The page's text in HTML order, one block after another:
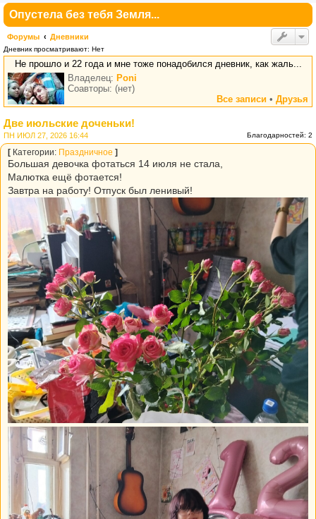
Опустела без тебя Земля...
Форумы Дневники
Дневник просматривают: Нет
Не прошло и 22 года и мне тоже понадобился дневник, как жаль...
Владелец: Poni
Соавторы: (нет)
Все записи • Друзья
Две июльские доченьки!
Благодарностей: 2
ПН ИЮЛ 27, 2026 16:44
[ Категории: Праздничное ]
Большая девочка фотаться 14 июля не стала,
Малютка ещё фотается!
Завтра на работу! Отпуск был ленивый!